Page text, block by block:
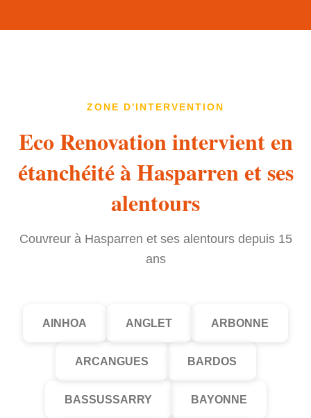
ZONE D'INTERVENTION
Eco Renovation intervient en
étanchéité à Hasparren et ses
alentours
Couvreur à Hasparren et ses alentours depuis 15
ans
AINHOA ANGLET ARBONNE
ARCANGUES BARDOS
BASSUSSARRY BAYONNE